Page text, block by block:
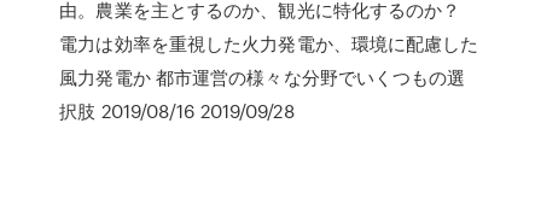
由。農業を主とするのか、観光に特化するのか？
電力は効率を重視した火力発電か、環境に配慮した
風力発電か 都市運営の様々な分野でいくつもの選
択肢 2019/08/16 2019/09/28